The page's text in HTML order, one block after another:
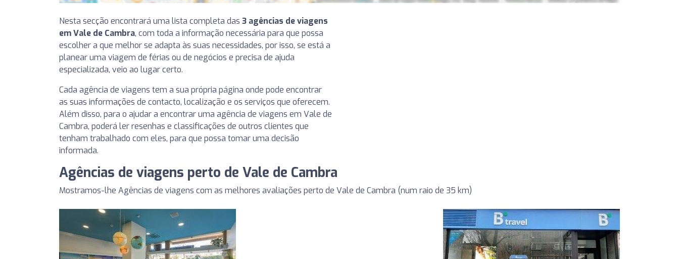
Nesta secção encontrará uma lista completa das 3 agências de viagens
em Vale de Cambra, com toda a informação necessária para que possa
escolher a que melhor se adapta às suas necessidades, por isso, se está a
planear uma viagem de férias ou de negócios e precisa de ajuda
especializada, veio ao lugar certo.
Cada agência de viagens tem a sua própria página onde pode encontrar
as suas informações de contacto, localização e os serviços que oferecem.
Além disso, para o ajudar a encontrar uma agência de viagens em Vale de
Cambra, poderá ler resenhas e classificações de outros clientes que
tenham trabalhado com eles, para que possa tomar uma decisão
informada.
Agências de viagens perto de Vale de Cambra
Mostramos-lhe Agências de viagens com as melhores avaliações perto de Vale de Cambra (num raio de 35 km)